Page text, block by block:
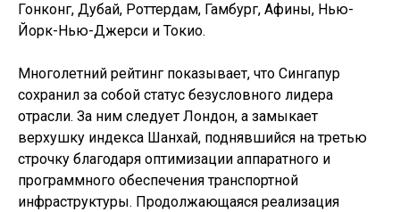
Гонконг, Дубай, Роттердам, Гамбург, Афины, Нью-
Йорк-Нью-Джерси и Токио.
Многолетний рейтинг показывает, что Сингапур
сохранил за собой статус безусловного лидера
отрасли. За ним следует Лондон, а замыкает
верхушку индекса Шанхай, поднявшийся на третью
строчку благодаря оптимизации аппаратного и
программного обеспечения транспортной
инфраструктуры. Продолжающаяся реализация